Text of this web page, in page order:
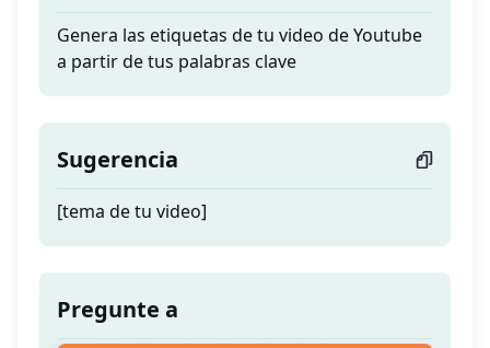
Genera las etiquetas de tu video de Youtube
a partir de tus palabras clave
Sugerencia
[tema de tu video]
Pregunte a